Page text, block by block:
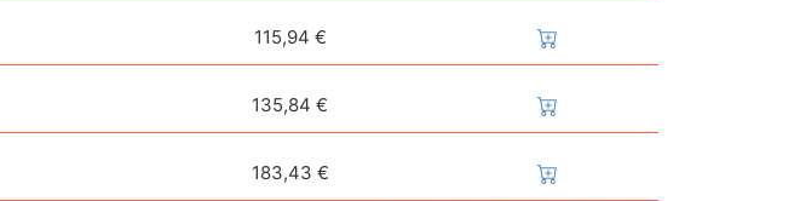
115,94 €
135,84 €
183,43 €